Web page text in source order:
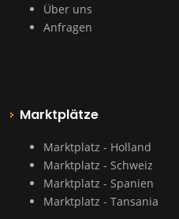
Über uns
Anfragen
Marktplätze
Marktplatz - Holland
Marktplatz - Schweiz
Marktplatz - Spanien
Marktplatz - Tansania